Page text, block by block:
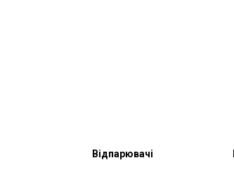
Відпарювачі